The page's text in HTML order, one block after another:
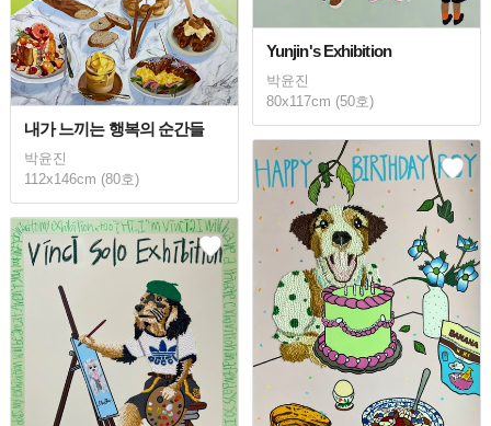
Yunjin's Exhibition
박윤진
80x117cm (50호)
내가 느끼는 행복의 순간들
박윤진
112x146cm (80호)